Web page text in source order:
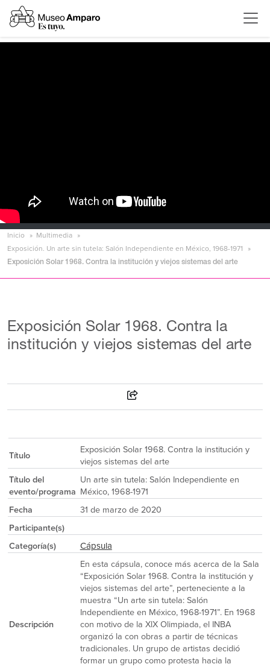
Inicio
Multimedia
Exposición. Un arte sin tutela: Salón Independiente en México, 1968-1971
Exposición Solar 1968. Contra la institución y viejos sistemas del arte
Exposición Solar 1968. Contra la
institución y viejos sistemas del arte
Título
Exposición Solar 1968. Contra la institución y
viejos sistemas del arte
Título del
evento/programa
Un arte sin tutela: Salón Independiente en
México, 1968-1971
Fecha
31 de marzo de 2020
Participante(s)
Categoría(s)
Cápsula
Descripción
En esta cápsula, conoce más acerca de la Sala
“Exposición Solar 1968. Contra la institución y
viejos sistemas del arte”, perteneciente a la
muestra “Un arte sin tutela: Salón
Independiente en México, 1968-1971”. En 1968
con motivo de la XlX Olimpiada, el INBA
organizó la con obras a partir de técnicas
tradicionales. Un grupo de artistas decidió
formar un grupo como protesta hacia la